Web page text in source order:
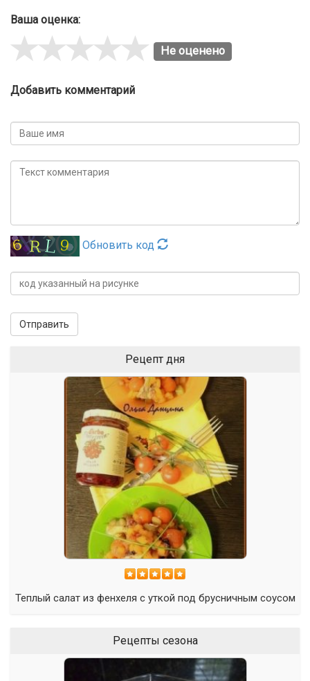
Ваша оценка:
Не оценено
Добавить комментарий
Обновить код
Отправить
Рецепт дня
Теплый салат из фенхеля с уткой под брусничным соусом
Рецепты сезона